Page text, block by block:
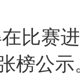
比赛
榜公